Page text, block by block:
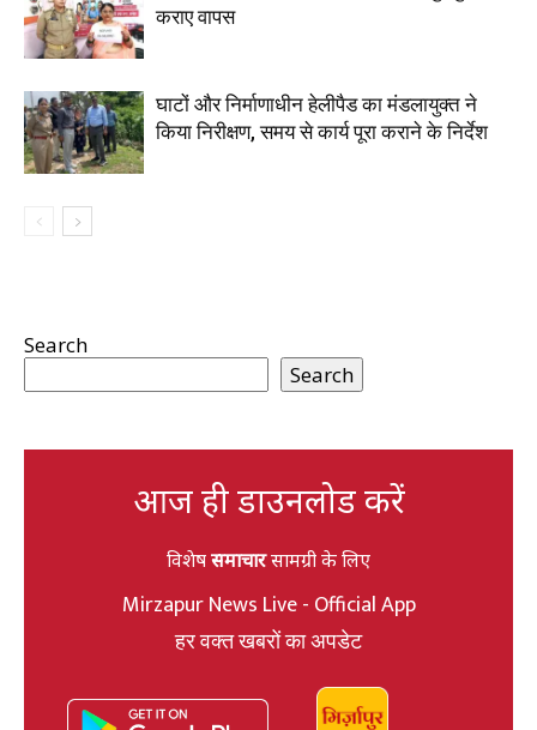
कराए वापस
घाटों और निर्माणाधीन हेलीपैड का मंडलायुक्त ने
किया निरीक्षण, समय से कार्य पूरा कराने के निर्देश
Search
Search
आज ही डाउनलोड करें
विशेषसमाचारसामग्री के लिए
Mirzapur News Live - Official App
हर वक्त खबरों का अपडेट